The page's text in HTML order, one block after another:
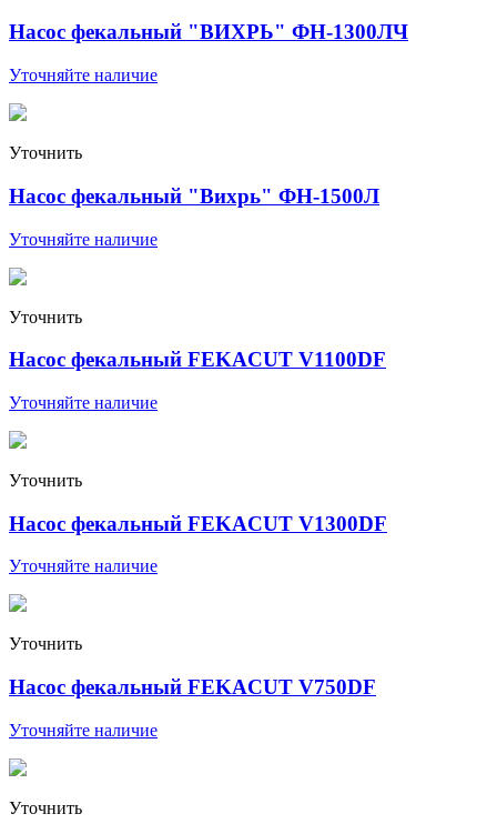
Насос фекальный "ВИХРЬ" ФН-1300ЛЧ
Уточняйте наличие
Уточнить
Насос фекальный "Вихрь" ФН-1500Л
Уточняйте наличие
Уточнить
Насос фекальный FEKACUT V1100DF
Уточняйте наличие
Уточнить
Насос фекальный FEKACUT V1300DF
Уточняйте наличие
Уточнить
Насос фекальный FEKACUT V750DF
Уточняйте наличие
Уточнить